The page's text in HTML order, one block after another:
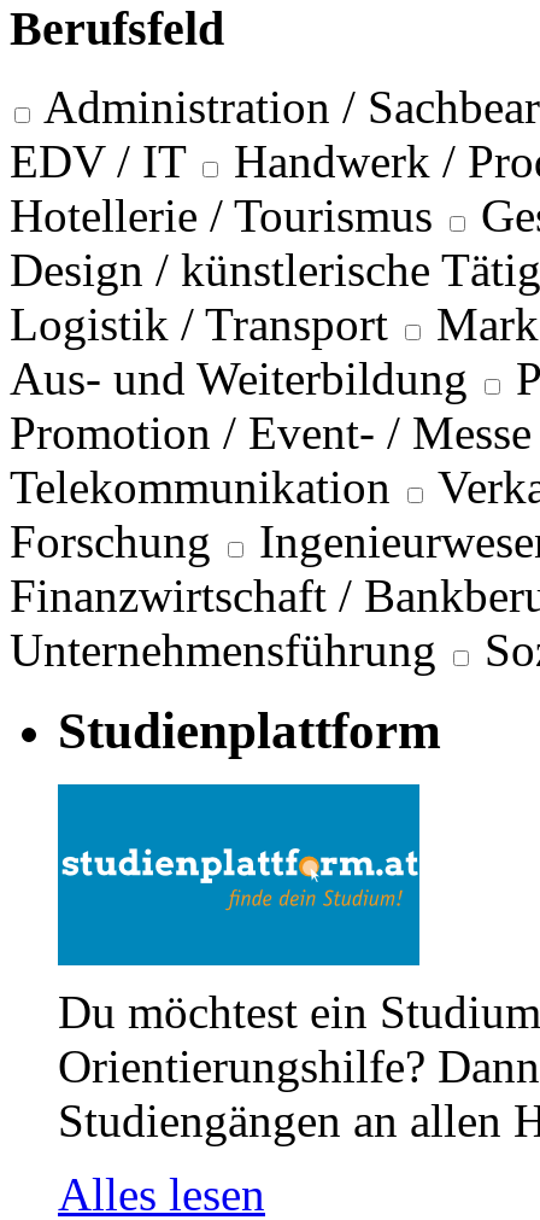
Berufsfeld
Administration /
EDV / IT
Handwerk /
Hotellerie / Tourismus
Design / künstlerische
Logistik / Transport
Aus- und Weiterbildung
Promotion / Event- / Messe
Telekommunikation
Forschung
Finanzwirtschaft /
Unternehmensführung
Studienplattform
Du möchtest ein
Orientierungshilfe?
Studiengängen an allen
Alles lesen